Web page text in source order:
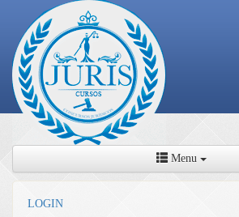
Menu
LOGIN